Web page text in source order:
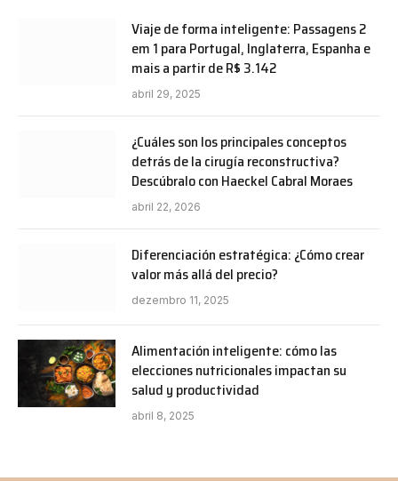
Viaje de forma inteligente: Passagens 2
em 1 para Portugal, Inglaterra, Espanha e
mais a partir de R$ 3.142
abril 29, 2025
¿Cuáles son los principales conceptos
detrás de la cirugía reconstructiva?
Descúbralo con Haeckel Cabral Moraes
abril 22, 2026
Diferenciación estratégica: ¿Cómo crear
valor más allá del precio?
dezembro 11, 2025
Alimentación inteligente: cómo las
elecciones nutricionales impactan su
salud y productividad
abril 8, 2025